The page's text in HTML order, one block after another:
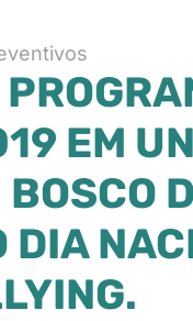
EM